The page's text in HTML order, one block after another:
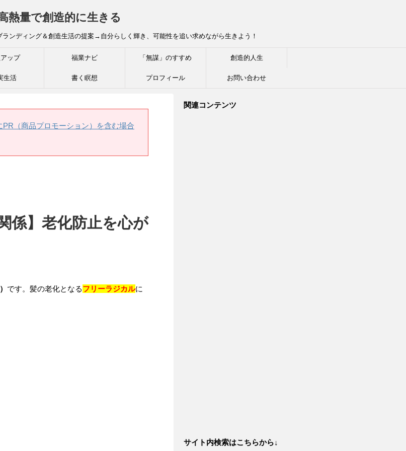
熱量で創造的に生きる
ンディング＆創造生活の提案→自分らしく輝き、可能性を追い求めながら生きよう！
ップ 福業ナビ 「無謀」のすすめ 創造的人生
生活 書く瞑想 プロフィール お問い合わせ
PR（商品プロモーション）を含む場合
係】老化防止を心が
） です。髪の老化となるフリーラジカルに
関連コンテンツ
サイト内検索はこちらから↓